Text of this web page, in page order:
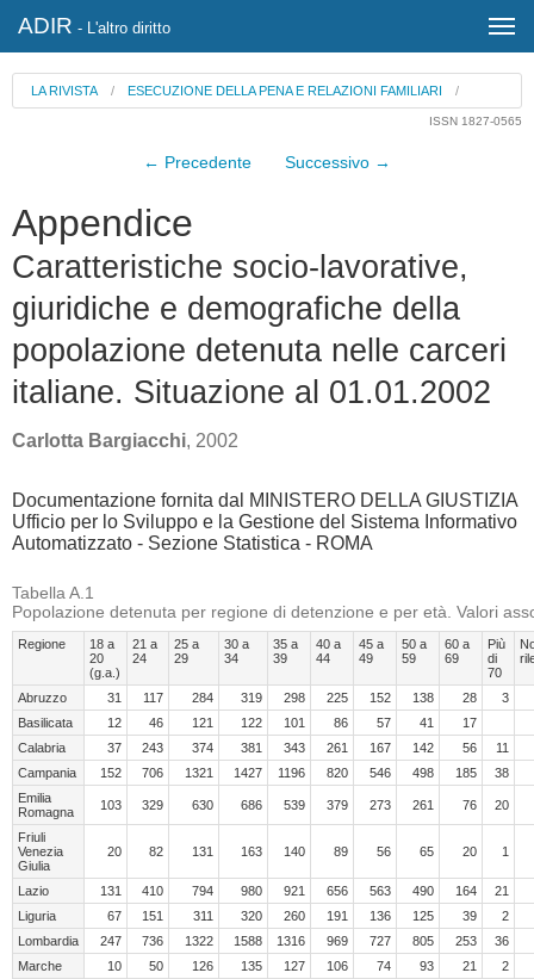
ADIR - L'altro diritto
LA RIVISTA / ESECUZIONE DELLA PENA E RELAZIONI FAMILIARI /
ISSN 1827-0565
← Precedente Successivo →
Appendice
Caratteristiche socio-lavorative,
giuridiche e demografiche della
popolazione detenuta nelle carceri
italiane. Situazione al 01.01.2002
Carlotta Bargiacchi, 2002
Documentazione fornita dal MINISTERO DELLA GIUSTIZIA
Ufficio per lo Sviluppo e la Gestione del Sistema Informativo
Automatizzato - Sezione Statistica - ROMA
Tabella A.1
Popolazione detenuta per regione di detenzione e per età. Valori
Regione
18 a
20
(g.a.)
21 a
24
25 a
29
30 a
34
35 a
39
40 a
44
45 a
49
50 a
59
60 a
69
Più
di
70
Abruzzo 31 117 284 319 298 225 152 138 28
3
Basilicata
12 46 121 122 101 86 57 41
17
Calabria
37 243 374 381 343 261 167 142 56
11
Campania
152 706 1321 1427 1196 820 546 498 185
38
Emilia
Romagna
103 329 630 686 539 379 273 261 76 20
Friuli
Venezia
Giulia
20 82 131 163 140 89 56 65 20 1
Lazio 131 410 794 980 921 656 563 490 164
21
Liguria
67 151 311 320 260 191 136 125 39
2
Lombardia
247 736 1322 1588 1316 969 727 805 253
36
Marche
10 50 126 135 127 106 74 93 21
2